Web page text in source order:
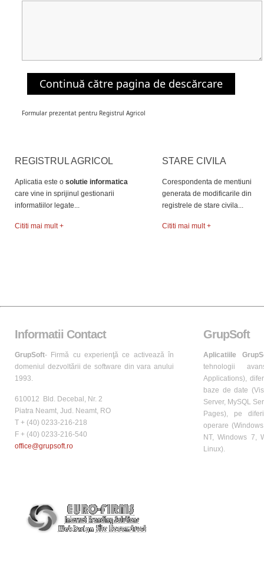
Continuă către pagina de descărcare
Formular prezentat pentru Registrul Agricol
REGISTRUL AGRICOL
Aplicatia este o solutie informatica
care vine in sprijinul gestionarii
informatiilor legate...
Cititi mai mult +
STARE CIVILA
Corespondenta de mentiuni
generata de modificarile din
registrele de stare civila...
Cititi mai mult +
Informatii Contact
GrupSoft- Firmă cu experienţă ce activează în
domeniul dezvoltării de software din vara anului
1993.
610012 Bld. Decebal, Nr. 2
Piatra Neamt, Jud. Neamt, RO
T + (40) 0233-216-218
F + (40) 0233-216-540
office@grupsoft.ro
GrupSoft
Aplicatiile
tehnologii
Applications),
baze de date
Server, MySQL
Pages), pe
operare
NT, Windows 7,
Linux).